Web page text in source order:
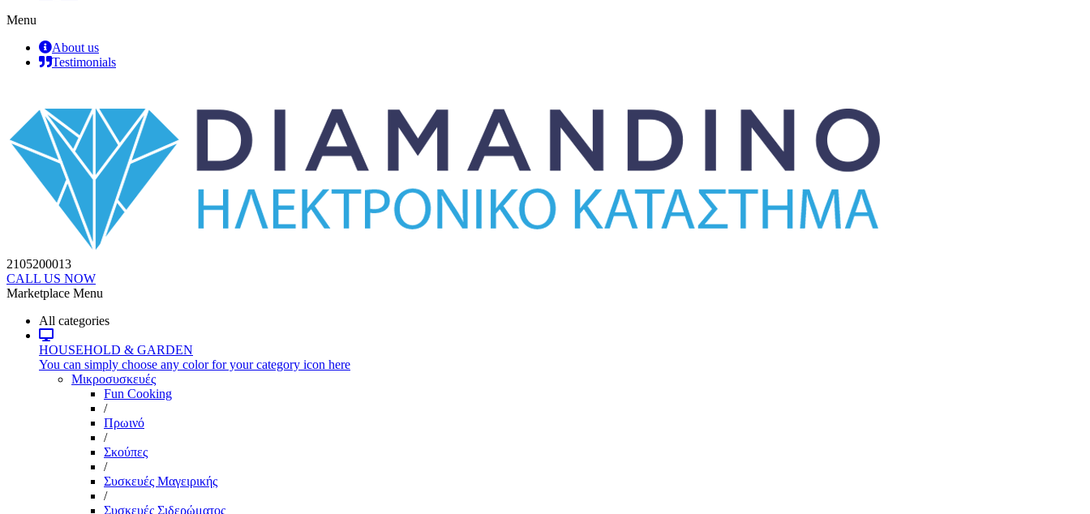
Menu
About us
Testimonials
2105200013
CALL US NOW
Marketplace Menu
All categories
HOUSEHOLD & GARDEN
You can simply choose any color for your category icon here
Μικροσυσκευές
Fun Cooking
/
Πρωινό
/
Σκούπες
/
Συσκευές Μαγειρικής
/
Συσκευές Σιδερώματος